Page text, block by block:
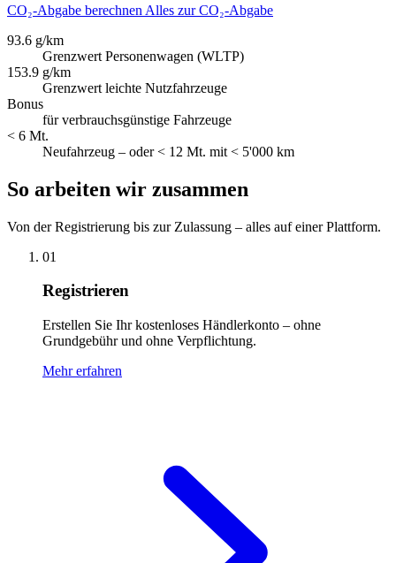
CO₂-Abgabe berechnen Alles zur CO₂-Abgabe
93.6 g/km
Grenzwert Personenwagen (WLTP)
153.9 g/km
Grenzwert leichte Nutzfahrzeuge
Bonus
für verbrauchsgünstige Fahrzeuge
< 6 Mt.
Neufahrzeug – oder < 12 Mt. mit < 5'000 km
So arbeiten wir zusammen
Von der Registrierung bis zur Zulassung – alles auf einer Plattform.
01
Registrieren
Erstellen Sie Ihr kostenloses Händlerkonto – ohne
Grundgebühr und ohne Verpflichtung.
Mehr erfahren